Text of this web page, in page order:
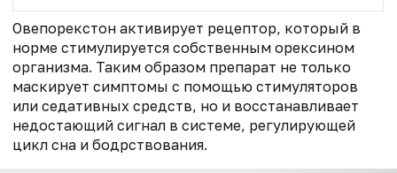
Овепорекстон активирует рецептор, который в
норме стимулируется собственным орексином
организма. Таким образом препарат не только
маскирует симптомы с помощью стимуляторов
или седативных средств, но и восстанавливает
недостающий сигнал в системе, регулирующей
цикл сна и бодрствования.